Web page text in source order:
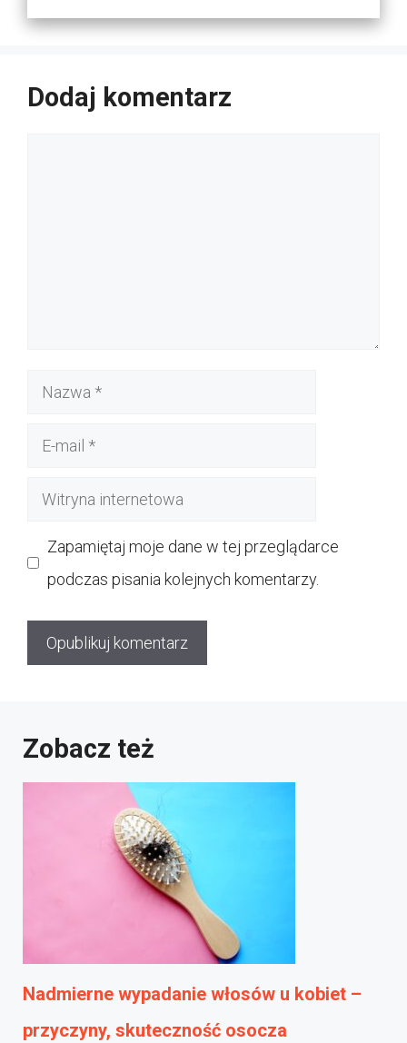
Dodaj komentarz
Nazwa
Witryna
Zapamiętaj moje dane w tej przeglądarce
podczas pisania kolejnych komentarzy.
Zobacz też
Nadmierne wypadanie włosów u kobiet –
przyczyny, skuteczność osocza